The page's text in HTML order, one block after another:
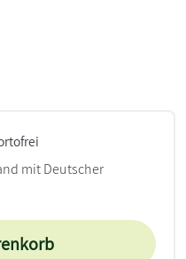
mit Deutscher